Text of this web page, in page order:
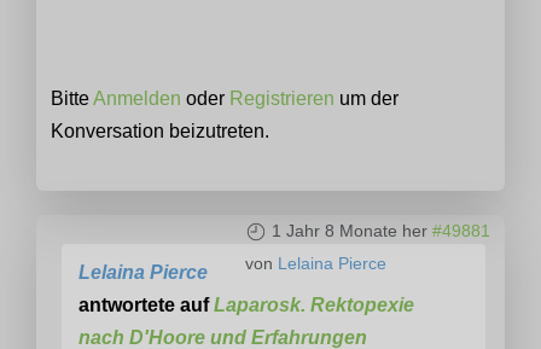
BitteAnmelden oder Registrieren um der
Konversation beizutreten.
1 Jahr 8 Monate her #49881
von Lelaina Pierce
Lelaina Pierce
antwortete aufLaparosk. Rektopexie
nach D'Hoore und Erfahrungen